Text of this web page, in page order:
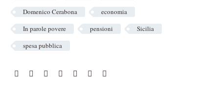
Domenico Cerabona
economia
In parole povere
pensioni
Sicilia
spesa pubblica